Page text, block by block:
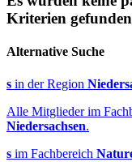
Kriterien
Alternative Suche
s in der Region
Alle Mitglieder im
Niedersachsen.
s im Fachbereich